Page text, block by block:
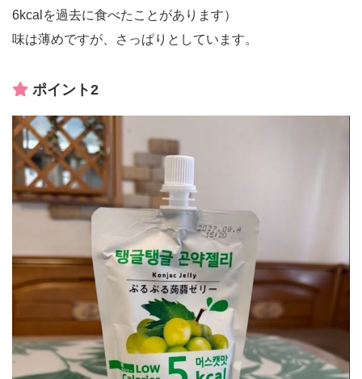
6kcalを過去に食べたことがあります）
味は薄めですが、さっぱりとしています。
ポイント2